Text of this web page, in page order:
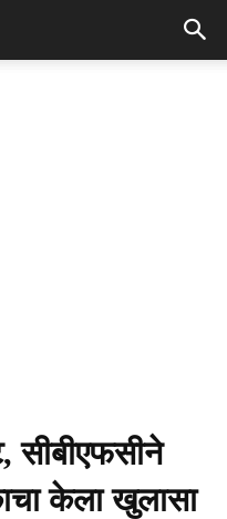
सीबीएफसीने
केला खुलासा